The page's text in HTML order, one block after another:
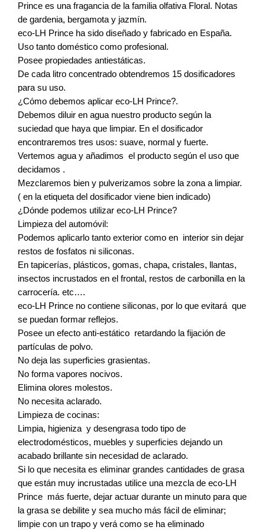
Prince es una fragancia de la familia olfativa Floral. Notas
de gardenia, bergamota y jazmín.
eco-LH Prince ha sido diseñado y fabricado en España.
Uso tanto doméstico como profesional.
Posee propiedades antiestáticas.
De cada litro concentrado obtendremos 15 dosificadores
para su uso.
¿Cómo debemos aplicar eco-LH Prince?.
Debemos diluir en agua nuestro producto según la
suciedad que haya que limpiar. En el dosificador
encontraremos tres usos: suave, normal y fuerte.
Vertemos agua y añadimos el producto según el uso que
decidamos .
Mezclaremos bien y pulverizamos sobre la zona a limpiar.
( en la etiqueta del dosificador viene bien indicado)
¿Dónde podemos utilizar eco-LH Prince?
Limpieza del automóvil:
Podemos aplicarlo tanto exterior como en interior sin dejar
restos de fosfatos ni siliconas.
En tapicerías, plásticos, gomas, chapa, cristales, llantas,
insectos incrustados en el frontal, restos de carbonilla en la
carrocería. etc….
eco-LH Prince no contiene siliconas, por lo que evitará que
se puedan formar reflejos.
Posee un efecto anti-estático retardando la fijación de
partículas de polvo.
No deja las superficies grasientas.
No forma vapores nocivos.
Elimina olores molestos.
No necesita aclarado.
Limpieza de cocinas:
Limpia, higieniza y desengrasa todo tipo de
electrodomésticos, muebles y superficies dejando un
acabado brillante sin necesidad de aclarado.
Si lo que necesita es eliminar grandes cantidades de grasa
que están muy incrustadas utilice una mezcla de eco-LH
Prince más fuerte, dejar actuar durante un minuto para que
la grasa se debilite y sea mucho más fácil de eliminar;
limpie con un trapo y verá como se ha eliminado